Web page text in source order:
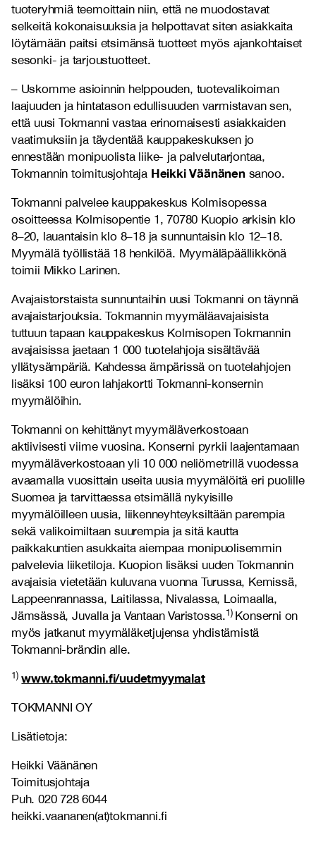
tuoteryhmiä teemoittain niin, että ne muodostavat
selkeitä kokonaisuuksia ja helpottavat siten asiakkaita
löytämään paitsi etsimänsä tuotteet myös ajankohtaiset
sesonki- ja tarjoustuotteet.
– Uskomme asioinnin helppouden, tuotevalikoiman
laajuuden ja hintatason edullisuuden varmistavan sen,
että uusi Tokmanni vastaa erinomaisesti asiakkaiden
vaatimuksiin ja täydentää kauppakeskuksen jo
ennestään monipuolista liike- ja palvelutarjontaa,
Tokmannin toimitusjohtaja Heikki Väänänensanoo.
Tokmanni palvelee kauppakeskus Kolmisopessa
osoitteessa Kolmisopentie 1, 70780 Kuopio arkisin klo
8–20, lauantaisin klo 8–18 ja sunnuntaisin klo 12–18.
Myymälä työllistää 18 henkilöä. Myymäläpäällikkönä
toimii Mikko Larinen.
Avajaistorstaista sunnuntaihin uusi Tokmanni on täynnä
avajaistarjouksia. Tokmannin myymäläavajaisista
tuttuun tapaan kauppakeskus Kolmisopen Tokmannin
avajaisissa jaetaan 1 000 tuotelahjoja sisältävää
yllätysämpäriä. Kahdessa ämpärissä on tuotelahjojen
lisäksi 100 euron lahjakortti Tokmanni-konsernin
myymälöihin.
Tokmanni on kehittänyt myymäläverkostoaan
aktiivisesti viime vuosina. Konserni pyrkii laajentamaan
myymäläverkostoaan yli 10 000 neliömetrillä vuodessa
avaamalla vuosittain useita uusia myymälöitä eri puolille
Suomea ja tarvittaessa etsimällä nykyisille
myymälöilleen uusia, liikenneyhteyksiltään parempia
sekä valikoimiltaan suurempia ja sitä kautta
paikkakuntien asukkaita aiempaa monipuolisemmin
palvelevia liiketiloja. Kuopion lisäksi uuden Tokmannin
avajaisia vietetään kuluvana vuonna Turussa, Kemissä,
Lappeenrannassa, Laitilassa, Nivalassa, Loimaalla,
Jämsässä, Juvalla ja Vantaan Varistossa.1) Konserni on
myös jatkanut myymäläketjujensa yhdistämistä
Tokmanni-brändin alle.
1) www.tokmanni.fi/uudetmyymalat
TOKMANNI OY
Lisätietoja:
Heikki Väänänen
Toimitusjohtaja
Puh. 020 728 6044
heikki.vaananen(at)tokmanni.fi